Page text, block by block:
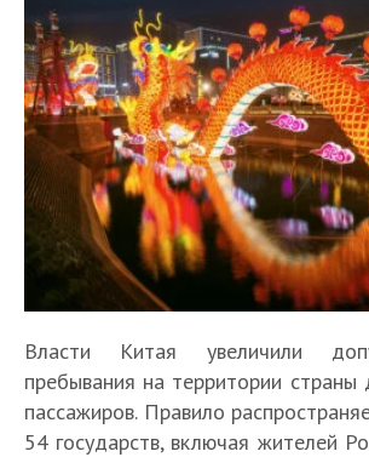
Власти Китая увеличили
пребывания на территории страны
пассажиров. Правило
54 государств, включая жителей